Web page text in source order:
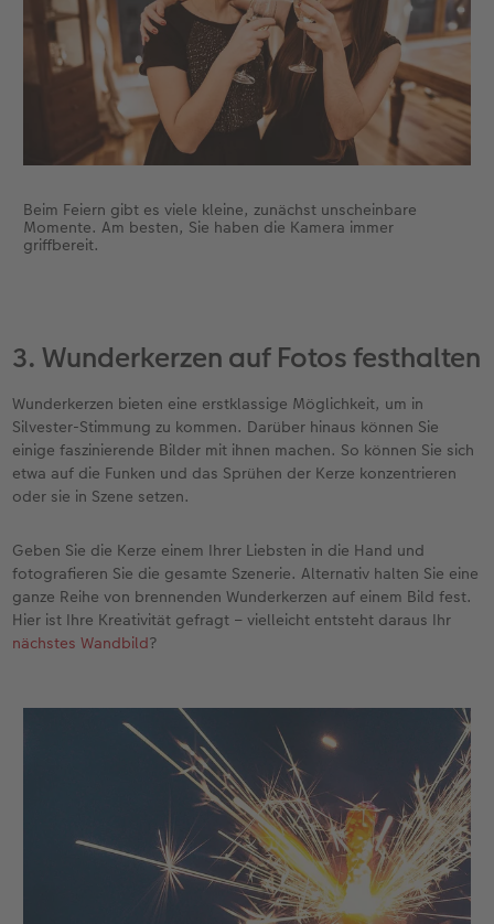
Beim Feiern gibt es viele kleine, zunächst unscheinbare
Momente. Am besten, Sie haben die Kamera immer
griffbereit.
3. Wunderkerzen auf Fotos festhalten
Wunderkerzen bieten eine erstklassige Möglichkeit, um in
Silvester-Stimmung zu kommen. Darüber hinaus können Sie
einige faszinierende Bilder mit ihnen machen. So können Sie sich
etwa auf die Funken und das Sprühen der Kerze konzentrieren
oder sie in Szene setzen.
Geben Sie die Kerze einem Ihrer Liebsten in die Hand und
fotografieren Sie die gesamte Szenerie. Alternativ halten Sie eine
ganze Reihe von brennenden Wunderkerzen auf einem Bild fest.
Hier ist Ihre Kreativität gefragt – vielleicht entsteht daraus Ihr
nächstes Wandbild?